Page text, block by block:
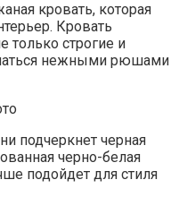
кровать, которая
Кровать
только строгие и
нежными рюшами
подчеркнет черная
черно-белая
подойдет для стиля